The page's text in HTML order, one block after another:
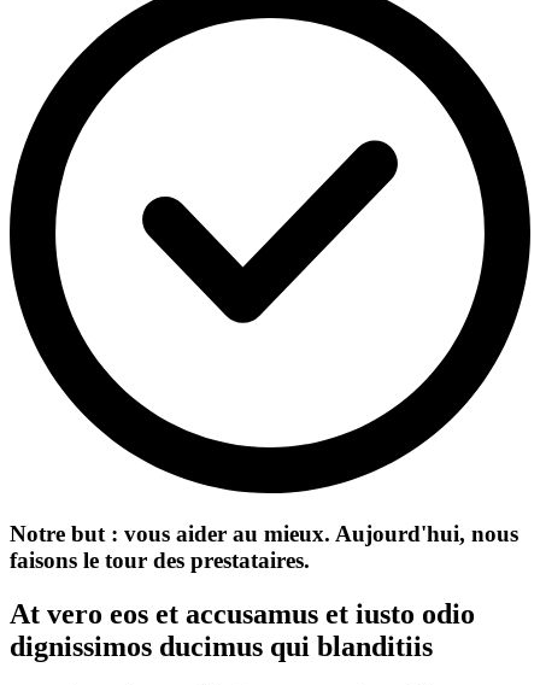
Notre but : vous aider au mieux. Aujourd'hui, nous
faisons le tour des prestataires.
At vero eos et accusamus et iusto odio
dignissimos ducimus qui blanditiis